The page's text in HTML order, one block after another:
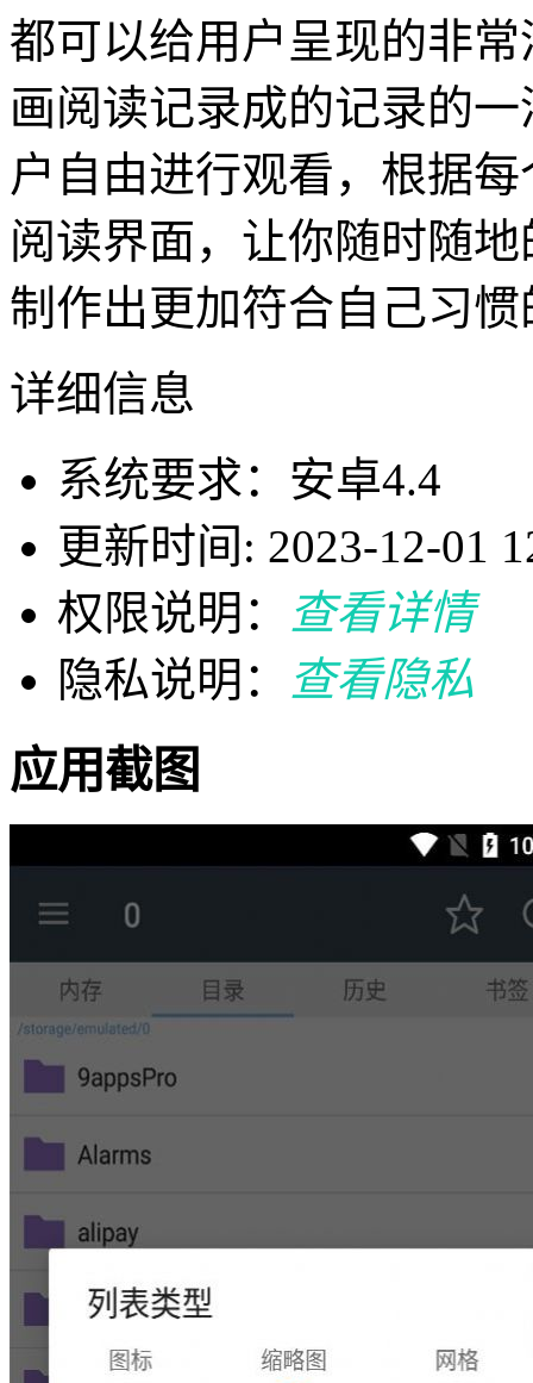
都可以给用户呈现的非
画阅读记录成的记录的
户自由进行观看，根据
阅读界面，让你随时随
制作出更加符合自己习
详细信息
系统要求：安卓4.4
更新时间: 2023-12-01
权限说明：
查看详情
隐私说明：
查看隐私
应用截图